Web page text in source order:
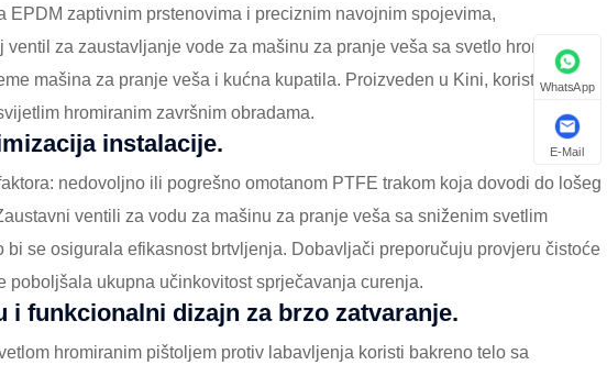
zaptivnim prstenovima i preciznim navojnim spojevima,
za zaustavljanje vode za mašinu za pranje veša sa svetlo hromiranim
mašina za pranje veša i kućna kupatila. Proizveden u Kini, koristi PVD
hromiranim završnim obradama.
instalacije.
nedovoljno ili pogrešno omotanom PTFE trakom koja dovodi do lošeg
ventili za vodu za mašinu za pranje veša sa sniženim svetlim
se osigurala efikasnost brtvljenja. Dobavljači preporučuju provjeru čistoće
ukupna učinkovitost sprječavanja curenja.
funkcionalni dizajn za brzo zatvaranje.
hromiranim pištoljem protiv labavljenja koristi bakreno telo sa
WhatsApp
E-Mail